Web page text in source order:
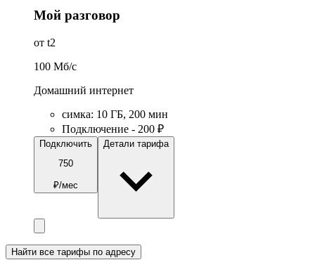
Мой разговор
от t2
100 Мб/c
Домашний интернет
симка: 10 ГБ, 200 мин
Подключение - 200 ₽
Подключить
750
₽/мес
Детали тарифа
Найти все тарифы по адресу